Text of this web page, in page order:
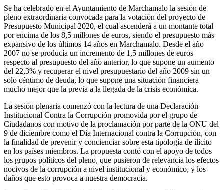
Se ha celebrado en el Ayuntamiento de Marchamalo la sesión de
pleno extraordinaria convocada para la votación del proyecto de
Presupuesto Municipal 2020, el cual ascenderá a un montante total
por encima de los 8,5 millones de euros, siendo el presupuesto más
expansivo de los últimos 14 años en Marchamalo. Desde el año
2007 no se producía un incremento de 1,5 millones de euros
respecto al presupuesto del año anterior, lo que supone un aumento
del 22,3% y recuperar el nivel presupuestario del año 2009 sin un
solo céntimo de deuda, lo que supone una situación financiera
mucho mejor que la previa a la llegada de la crisis económica.
La sesión plenaria comenzó con la lectura de una Declaración
Institucional Contra la Corrupción promovida por el grupo de
Ciudadanos con motivo de la proclamación por parte de la ONU del
9 de diciembre como el Día Internacional contra la Corrupción, con
la finalidad de prevenir y concienciar sobre esta tipología de ilícito
en los países miembros. La propuesta contó con el apoyo de todos
los grupos políticos del pleno, que pusieron de relevancia los efectos
nocivos de la corrupción a nivel institucional y económico, y los
daños que esto provoca a nuestra democracia.